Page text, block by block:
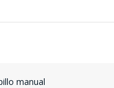
manual